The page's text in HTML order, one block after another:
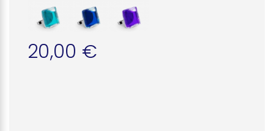
20,00 €